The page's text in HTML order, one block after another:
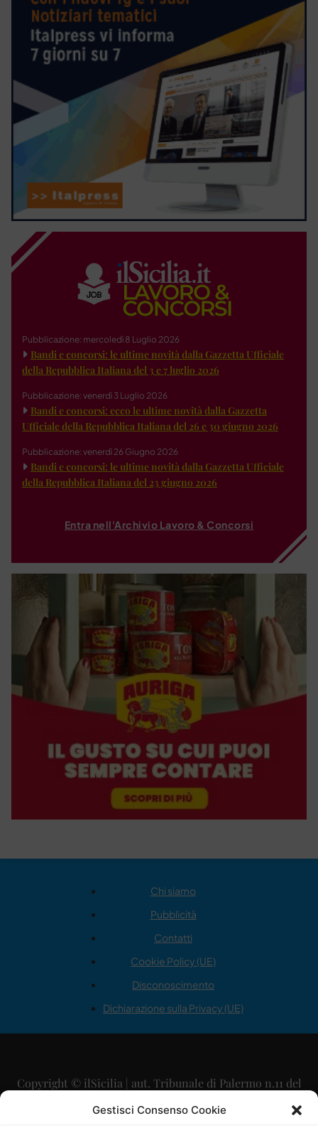
Gestisci Consenso Cookie
Pubblicazione: mercoledì 8 Luglio 2026
Bandi e concorsi: le ultime novità dalla Gazzetta Ufficiale
della Repubblica Italiana del 3 e 7 luglio 2026
Pubblicazione: venerdì 3 Luglio 2026
Bandi e concorsi: ecco le ultime novità dalla Gazzetta
Ufficiale della Repubblica Italiana del 26 e 30 giugno 2026
Pubblicazione: venerdì 26 Giugno 2026
Bandi e concorsi: le ultime novità dalla Gazzetta Ufficiale
della Repubblica Italiana del 23 giugno 2026
Entra nell'Archivio Lavoro & Concorsi
Chi siamo
Pubblicità
Contatti
Cookie Policy (UE)
Disconoscimento
Dichiarazione sulla Privacy (UE)
Copyright © ilSicilia | aut. Tribunale di Palermo n.11 del
29/09/2015